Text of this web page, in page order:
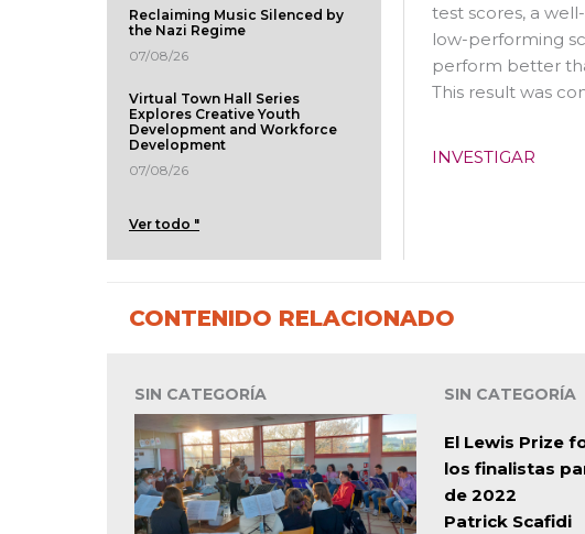
Reclaiming Music Silenced by
the Nazi Regime
07/08/26
Virtual Town Hall Series
Explores Creative Youth
Development and Workforce
Development
07/08/26
Ver todo "
test scores, a
low-performing
perform better
This result was
INVESTIGAR
CONTENIDO RELACIONADO
SIN CATEGORÍA SIN CATEGORÍA
El Lewis Prize
los finalistas
de 2022
Patrick Scafidi